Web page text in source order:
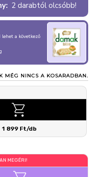
2 darabtól olcsóbb!
a következő
MÉG NINCS A KOSARADBAN.
1 899 Ft/db
MEGÉRI!